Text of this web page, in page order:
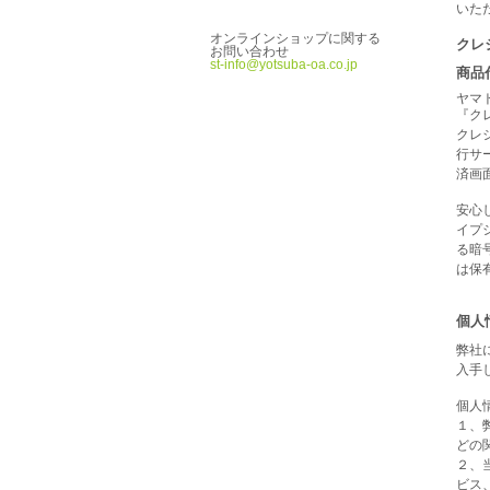
オンラインショップに関する
お問い合わせ
st-info@yotsuba-oa.co.jp
いた
クレ
商品
ヤマ
『
クレ
行サ
済画
安心
イプ
る暗
は保
個人
弊社
入手
個人
１、
どの
２、
ビス